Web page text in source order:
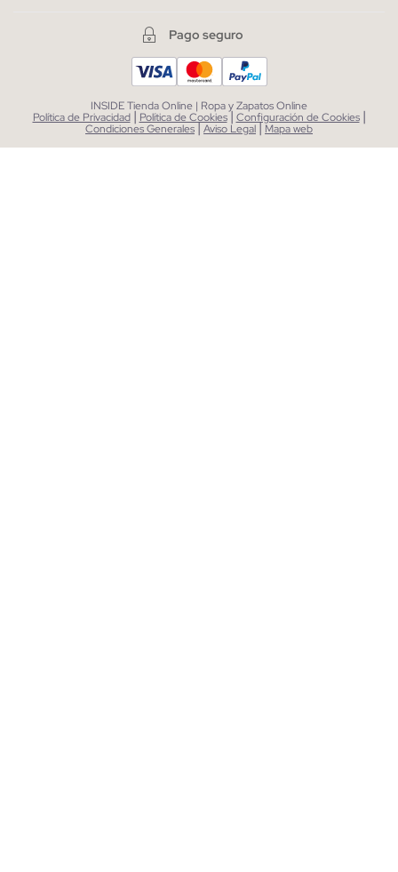
Pago seguro
INSIDE Tienda Online | Ropa y Zapatos Online
Política de Privacidad | Política de Cookies| Configuración de Cookies |
Condiciones Generales|Aviso Legal| Mapa web